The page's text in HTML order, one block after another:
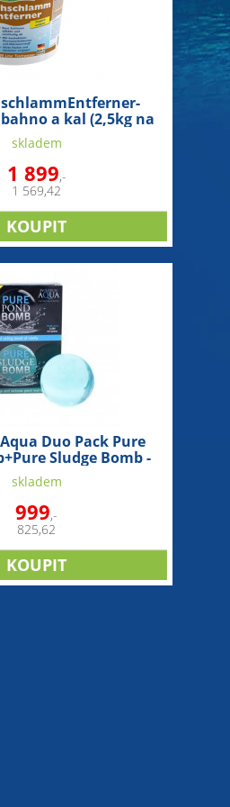
a kal (2,5kg na
50m3)
skladem
1 899,-
1 569,42
Duo Pack Pure
Sludge Bomb -
a čistící
kal (1ks na
20m3)
skladem
999,-
825,62